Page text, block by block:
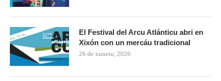
El Festival del Arcu Atlánticu abri en
Xixón con un mercáu tradicional
26 de xunetu, 2026